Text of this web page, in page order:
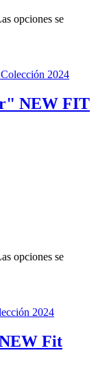
opciones se
NEW FIT
opciones se
Fit